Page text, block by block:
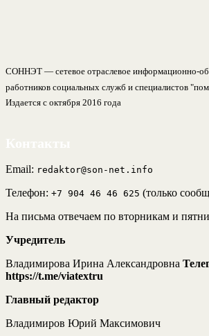
СОННЭТ — сетевое отраслевое информационно-
работников социальных служб и специалистов
Издается с октября 2016 года
Email: redaktor@son-net.info
Телефон: +7 904 46 46 625 (только
На письма отвечаем по вторникам и
Учредитель
Владимирова Ирина Александровна
https://t.me/viatextru
Главный редактор
Владимиров Юрий Максимович